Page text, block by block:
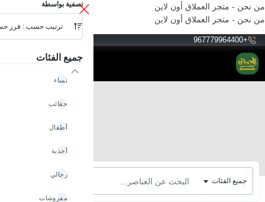
من نحن - متجر العملاق أون لاين
من نحن - متجر العملاق أون لاين
+967779964400
YER
جميع الفئات
تصفية بواسطة
ترتيب حسب : فرز
جميع الفئات
نساء
حقائب
أطفال
أحذية
رجالي
مفروشات